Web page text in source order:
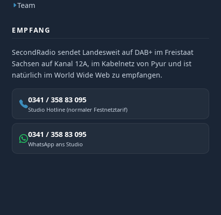
Team
EMPFANG
SecondRadio sendet Landesweit auf DAB+ im Freistaat
Sachsen auf Kanal 12A, im Kabelnetz von Pyur und ist
natürlich im World Wide Web zu empfangen.
0341 / 358 83 095
Studio Hotline (normaler Festnetztarif)
0341 / 358 83 095
WhatsApp ans Studio